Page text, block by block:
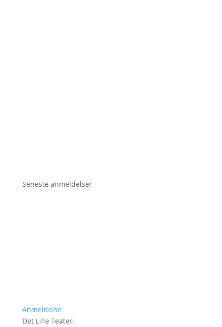
Seneste anmeldelser
Anmeldelse
Det Lille Teater: